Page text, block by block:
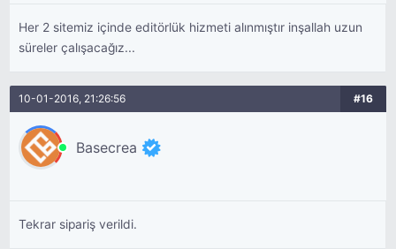
Her 2 sitemiz içinde editörlük hizmeti alınmıştır inşallah uzun
süreler çalışacağız...
10-01-2016, 21:26:56 #16
Basecrea
Tekrar sipariş verildi.